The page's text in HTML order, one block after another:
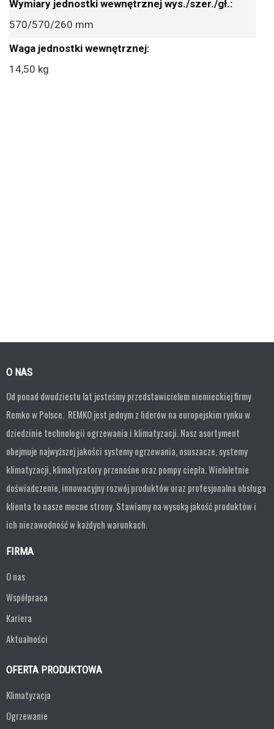
570/570/260 mm
14,50 kg
O NAS
Od ponad dwudziestu lat jesteśmy przedstawicielem niemieckiej firmy
Remko w Polsce. REMKO jest jednym z liderów na europejskim rynku w
dziedzinie technologii ogrzewania i klimatyzacji. Nasz asortyment
obejmuje najwyższej jakości systemy ogrzewania, osuszacze, systemy
klimatyzacji, klimatyzatory przenośne oraz pompy ciepła. Wieloletnie
doświadczenie, innowacyjny rozwój produktów oraz profesjonalna obsługa
klienta to nasze mocne strony. Stawiamy na wysoką jakość produktów i
ich niezawodność w każdych warunkach.
FIRMA
O nas
Współpraca
Kariera
Aktualności
OFERTA PRODUKTOWA
Klimatyzacja
Ogrzewanie